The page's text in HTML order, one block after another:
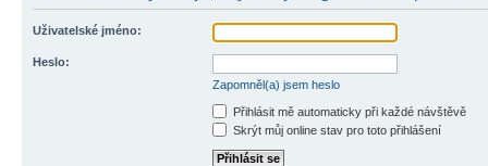
Uživatelské jméno:
Heslo:
Zapomněl(a) jsem heslo
Přihlásit mě automaticky při každé návštěvě
Skrýt můj online stav pro toto přihlášení